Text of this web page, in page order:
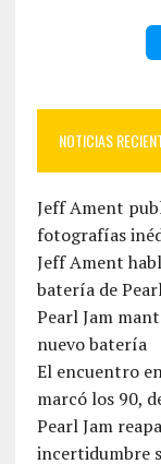
NOTICIAS
Jeff Ament
fotografías
Jeff Ament
batería de
Pearl Jam
nuevo batería
El encuentro
marcó los 90,
Pearl Jam
incertidumbre